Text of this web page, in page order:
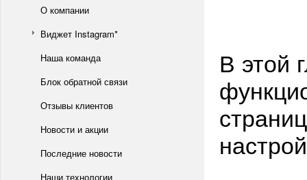
О компании
Виджет Instagram*
Наша команда
Блок обратной связи
Отзывы клиентов
Новости и акции
Последние новости
Наши технологии
В этой